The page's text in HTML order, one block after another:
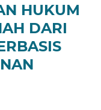
HUKUM
DARI